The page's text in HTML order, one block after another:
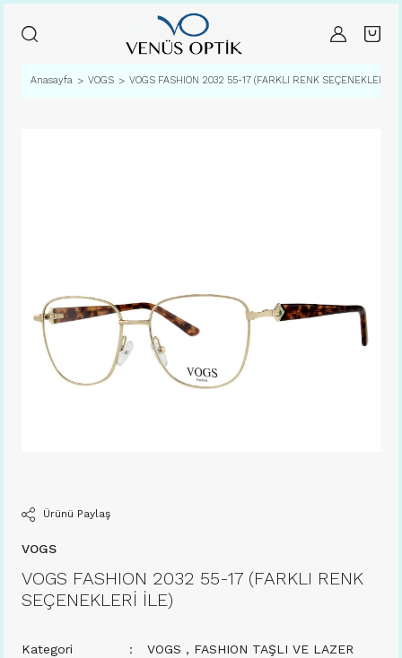
Anasayfa VOGS VOGS FASHION 2032 55-17 (FARKLI RENK SEÇENEKLERİ
Ürünü Paylaş
VOGS
VOGS FASHION 2032 55-17 (FARKLI RENK
SEÇENEKLERİ İLE)
Kategori VOGS , FASHION TAŞLI VE LAZER